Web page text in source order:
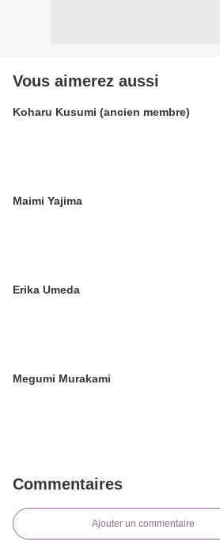
Vous aimerez aussi
Koharu Kusumi (ancien membre)
Maimi Yajima
Erika Umeda
Megumi Murakami
Commentaires
Ajouter un commentaire